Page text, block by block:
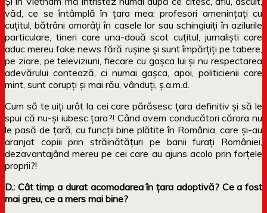
văd, ce se întâmplă în țara mea: profesori amenințați cu
cuțitul, bătrâni omorâți în casele lor sau schingiuiți în azilurile
particulare, tineri care una-două scot cuțitul, jurnaliști care
aduc mereu fake news fără rușine și sunt împărțiți pe tabere,
pe ziare, pe televiziuni, fiecare cu gașca lui și nu respectarea
adevărului contează, ci numai gașca, apoi, politicienii care
mint, sunt corupți și mai rău, vânduți, ș.a.m.d.
Cum să te uiți urât la cei care părăsesc țara definitiv și să le
spui că nu-și iubesc țara?! Când avem conducători cărora nu
le pasă de țară, cu funcții bine plătite în România, care și-au
aranjat copiii prin străinătățuri pe banii furați României,
dezavantajând mereu pe cei care au ajuns acolo prin forțele
proprii?!
D.: Cât timp a durat acomodarea în țara adoptivă? Ce a fost
mai greu, ce a mers mai bine?